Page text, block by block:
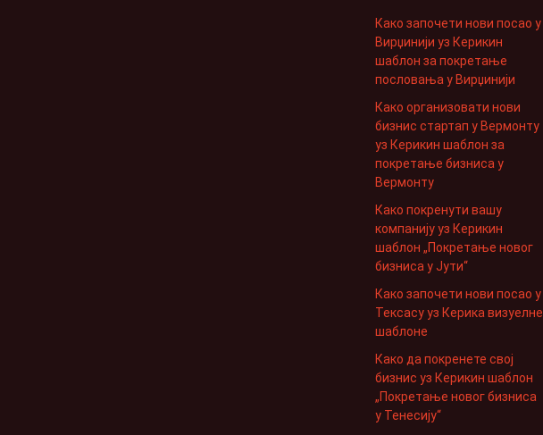
Како започети нови посао у
Вирџинији уз Керикин
шаблон за покретање
пословања у Вирџинији
Како организовати нови
бизнис стартап у Вермонту
уз Керикин шаблон за
покретање бизниса у
Вермонту
Како покренути вашу
компанију уз Керикин
шаблон „Покретање новог
бизниса у Јути“
Како започети нови посао у
Тексасу уз Керика визуелне
шаблоне
Како да покренете свој
бизнис уз Керикин шаблон
„Покретање новог бизниса
у Тенесију“